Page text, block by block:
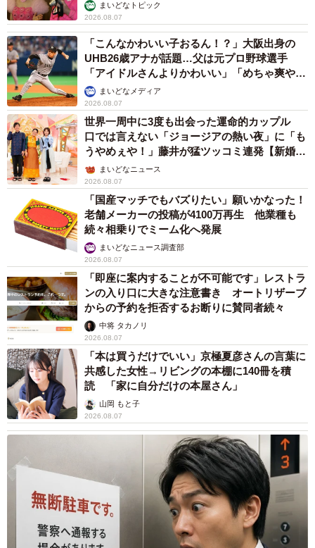
まいどなトピック
2026.08.07
「こんなかわいい子おるん！？」大阪出身の
UHB26歳アナが話題…父は元プロ野球選手
「アイドルさんよりかわいい」「めちゃ爽や
か」まいどなメディア
2026.08.07
世界一周中に3度も出会った運命的カップル
口では言えない「ジョージアの熱い夜」に「も
うやめぇや！」藤井が猛ツッコミ連発【新婚さ
ん】まいどなニュース
2026.08.07
「国産マッチでもバズりたい」願いかなった！
老舗メーカーの投稿が4100万再生 他業種も
続々相乗りでミーム化へ発展
まいどなニュース調査部
2026.08.07
「即座に案内することが不可能です」レストラ
ンの入り口に大きな注意書き オートリザーブ
からの予約を拒否するお断りに賛同者続々
中将 タカノリ
2026.08.07
「本は買うだけでいい」京極夏彦さんの言葉に
共感した女性→リビングの本棚に140冊を積
読 「家に自分だけの本屋さん」
山岡 もと子
2026.08.07